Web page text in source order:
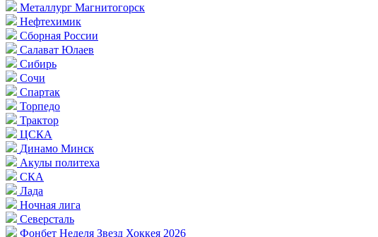
Металлург Магнитогорск
Нефтехимик
Сборная России
Салават Юлаев
Сибирь
Сочи
Спартак
Торпедо
Трактор
ЦСКА
Динамо Минск
Акулы политеха
СКА
Лада
Ночная лига
Северсталь
Фонбет Неделя Звезд Хоккея 2026